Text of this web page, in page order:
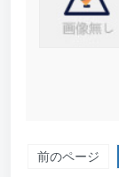
前のページ